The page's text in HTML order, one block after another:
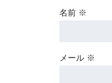
名前 ※
メール ※